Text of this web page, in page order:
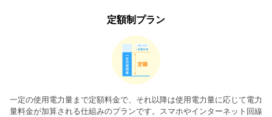
定額制プラン
一定の使用電力量まで定額料金で、それ以降は使用電力量に応じて電力
量料金が加算される仕組みのプランです。スマホやインターネット回線